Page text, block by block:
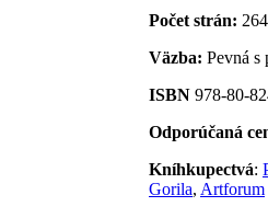
Počet strán: 264
Väzba: Pevná s
ISBN 978-80-
Odporúčaná
Kníhkupectvá:
Gorila, Artforum